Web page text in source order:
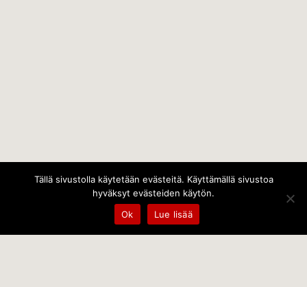
Tällä sivustolla käytetään evästeitä. Käyttämällä sivustoa
hyväksyt evästeiden käytön.
Ok
Lue lisää